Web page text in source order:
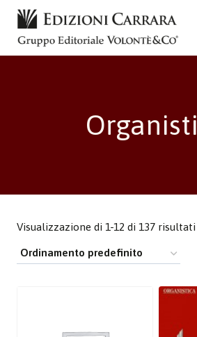
Salta
contenuto
Visualizzazione di 1-12 di 137 risultati